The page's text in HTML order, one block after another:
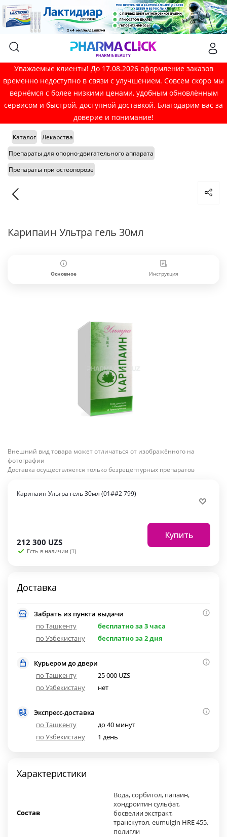
Уважаемые клиенты! До 17.08.2026 оформление заказов
временно недоступно в связи с улучшением. Совсем скоро мы
вернёмся с более низкими ценами, удобным обновлённым
сервисом и быстрой, доступной доставкой. Благодарим вас за
доверие и понимание!
Каталог
Лекарства
Препараты для опорно-двигательного аппарата
Препараты при остеопорозе
Карипаин Ультра гель 30мл
Основное Инструкция
Внешний вид товара может отличаться от изображённого на
фотографии
Доставка осуществляется только безрецептурных препаратов
Карипаин Ультра гель 30мл (01##2 799)
212 300 UZS
Есть в наличии (1)
Купить
Доставка
Забрать из пункта выдачи
по Ташкенту
бесплатно за 3 часа
по Узбекистану
бесплатно за 2 дня
Курьером до двери
по Ташкенту
25 000 UZS
по Узбекистану
нет
Экспресс-доставка
по Ташкенту
до 40 минут
по Узбекистану
1 день
Характеристики
Состав
Вода, сорбитол, папаин,
хондроитин сульфат,
босвелии экстракт,
транскутол, eumulgin HRE 455,
полигли